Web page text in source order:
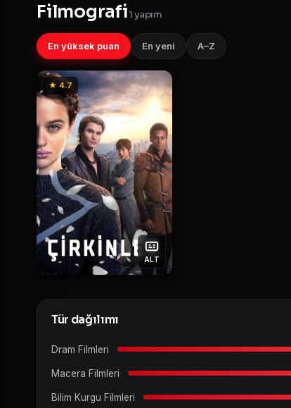
Filmografi1 yapım
En yüksek puan En yeni A–Z
★ 4.7
ALT
Tür dağılımı
Dram Filmleri
Macera Filmleri
Bilim Kurgu Filmleri